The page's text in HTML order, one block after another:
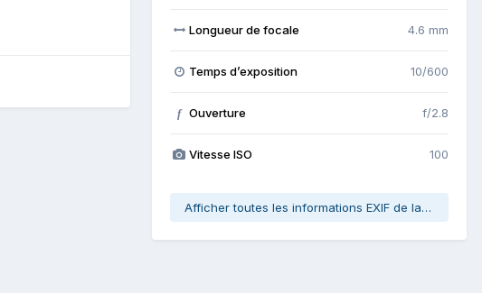
Longueur de focale 4.6 mm
Temps d’exposition 10/600
f Ouverture f/2.8
Vitesse ISO 100
Afficher toutes les informations EXIF de la photo